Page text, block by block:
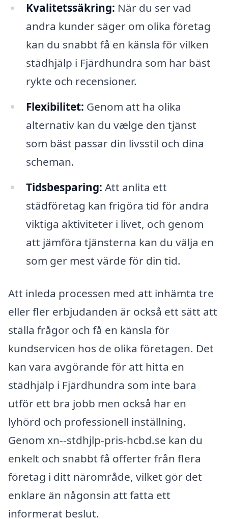
Kvalitetssäkring: När du ser vad
andra kunder säger om olika företag
kan du snabbt få en känsla för vilken
städhjälp i Fjärdhundra som har bäst
rykte och recensioner.
Flexibilitet: Genom att ha olika
alternativ kan du vælge den tjänst
som bäst passar din livsstil och dina
scheman.
Tidsbesparing: Att anlita ett
städföretag kan frigöra tid för andra
viktiga aktiviteter i livet, och genom
att jämföra tjänsterna kan du välja en
som ger mest värde för din tid.
Att inleda processen med att inhämta tre
eller fler erbjudanden är också ett sätt att
ställa frågor och få en känsla för
kundservicen hos de olika företagen. Det
kan vara avgörande för att hitta en
städhjälp i Fjärdhundra som inte bara
utför ett bra jobb men också har en
lyhörd och professionell inställning.
Genom xn--stdhjlp-pris-hcbd.se kan du
enkelt och snabbt få offerter från flera
företag i ditt närområde, vilket gör det
enklare än någonsin att fatta ett
informerat beslut.